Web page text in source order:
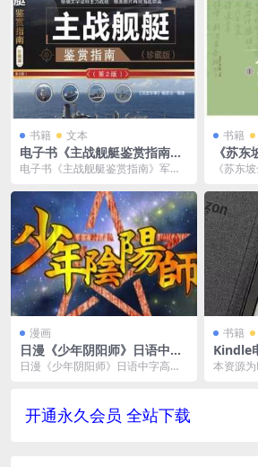
书籍 文本
电子书《主战舰艇鉴赏指南》
第2版军事PDF电子版阿里云
电子书《主战舰艇鉴赏指南》军事P
址： 电子书《...
书籍
《苏
ub/
《苏东
漫画
日漫《少年阴阳师》日语中字
高清视频-百度云网盘下载
日漫《少年阴阳师》日语中字高清
书籍
Kindle
分享
本资源
开通永久会员 全站下载